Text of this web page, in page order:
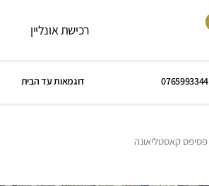
רכישת אונליין
0765993344 דוגמאות עד הבית
פסיפס קאסטליאונה